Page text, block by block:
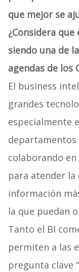
que mejor se
¿Considera que
siendo una de
agendas de los
El business
grandes
especialmente
departamentos
colaborando
para atender la
información
la que puedan
Tanto el BI
permiten a las
pregunta clave